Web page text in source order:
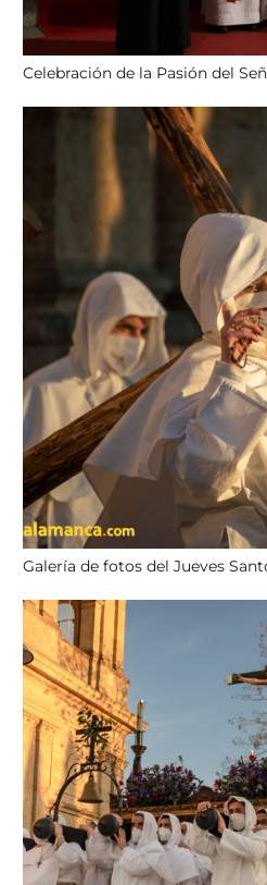
Celebración de la Pasión del
Galería de fotos del Jueves